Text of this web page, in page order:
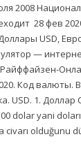
2008
28 фев
USD,
—
Код валюты.
USD. 1. Доллар
dolar yani
civarı olduğunu